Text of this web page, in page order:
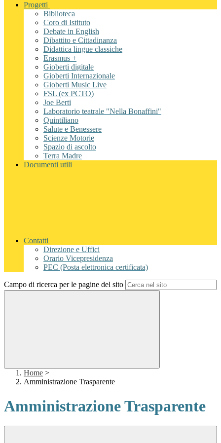
Progetti
Biblioteca
Coro di Istituto
Debate in English
Dibattito e Cittadinanza
Didattica lingue classiche
Erasmus +
Gioberti digitale
Gioberti Internazionale
Gioberti Music Live
FSL (ex PCTO)
Joe Berti
Laboratorio teatrale "Nella Bonaffini"
Quintiliano
Salute e Benessere
Scienze Motorie
Spazio di ascolto
Terra Madre
Documenti utili
Contatti
Direzione e Uffici
Orario Vicepresidenza
PEC (Posta elettronica certificata)
Campo di ricerca per le pagine del sito
Home >
Amministrazione Trasparente
Amministrazione Trasparente